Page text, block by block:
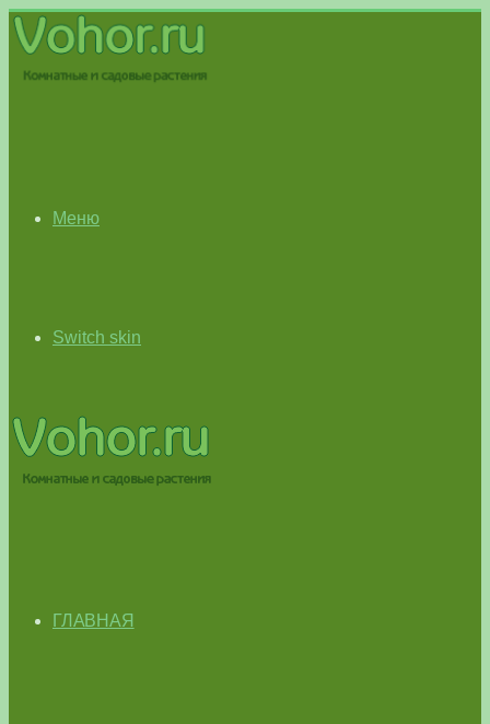
Меню
Switch skin
ГЛАВНАЯ